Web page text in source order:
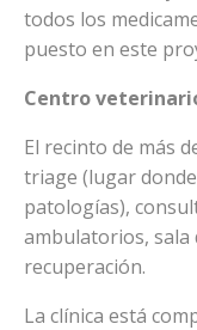
todos los
puesto en este
Centro
El recinto de más
triage (lugar
patologías),
ambulatorios, sala
recuperación.
La clínica está